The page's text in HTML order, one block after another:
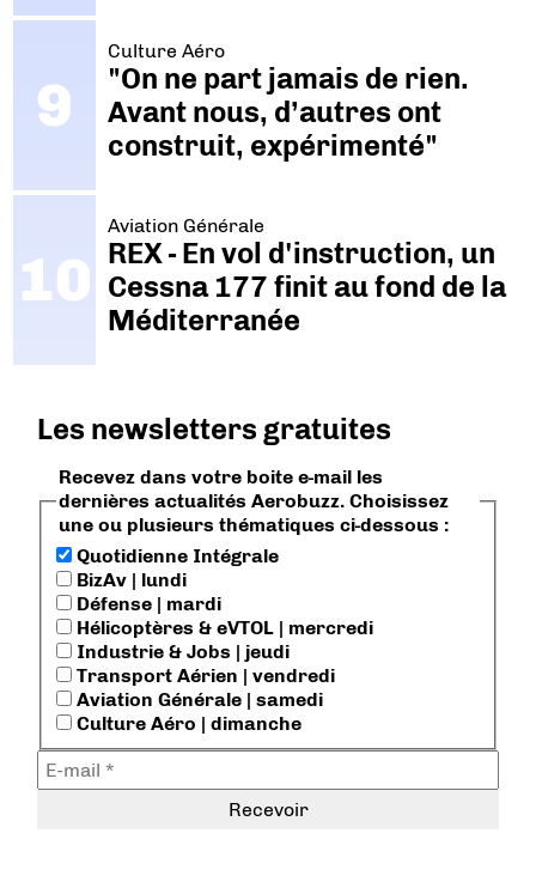
Culture Aéro
"On ne part jamais de rien.
Avant nous, d’autres ont
construit, expérimenté"
Aviation Générale
REX - En vol d'instruction, un
Cessna 177 finit au fond de la
Méditerranée
Les newsletters gratuites
Recevez dans votre boite e-mail les
dernières actualités Aerobuzz. Choisissez
une ou plusieurs thématiques ci-dessous :
Quotidienne Intégrale
BizAv | lundi
Défense | mardi
Hélicoptères & eVTOL | mercredi
Industrie & Jobs | jeudi
Transport Aérien | vendredi
Aviation Générale | samedi
Culture Aéro | dimanche